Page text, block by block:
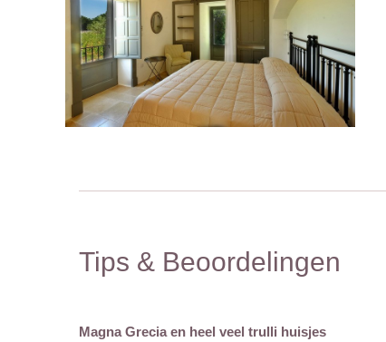
Tips & Beoordelingen
Magna Grecia en heel veel trulli huisjes